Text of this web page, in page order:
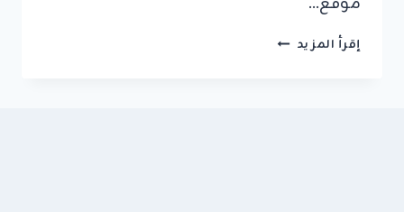
إقرأ المزيد ديكورات